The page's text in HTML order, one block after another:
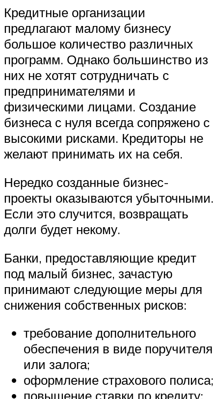
Кредитные организации
предлагают малому бизнесу
большое количество различных
программ. Однако большинство из
них не хотят сотрудничать с
предпринимателями и
физическими лицами. Создание
бизнеса с нуля всегда сопряжено с
высокими рисками. Кредиторы не
желают принимать их на себя.
Нередко созданные бизнес-
проекты оказываются убыточными.
Если это случится, возвращать
долги будет некому.
Банки, предоставляющие кредит
под малый бизнес, зачастую
принимают следующие меры для
снижения собственных рисков:
требование дополнительного
обеспечения в виде поручителя
или залога;
оформление страхового полиса;
повышение ставки по кредиту;